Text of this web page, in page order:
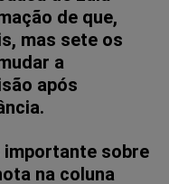
de que,
mas sete os
a
após
sobre
na coluna